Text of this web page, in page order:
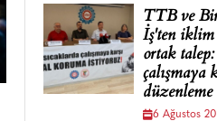
TTB ve
İş'ten
ortak
çalışmaya
6 Ağustos